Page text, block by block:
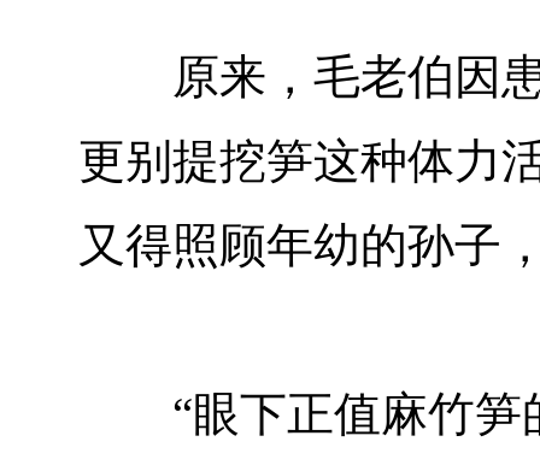
原来，毛老伯因患
更别提挖笋这种体力
又得照顾年幼的孙子
“眼下正值麻竹笋